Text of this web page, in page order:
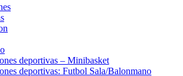
deportivas – Minibasket
deportivas: Futbol Sala/Balonmano